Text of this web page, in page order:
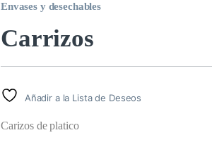
Envases y desechables
Carrizos
Añadir a la Lista de Deseos
Carizos de platico